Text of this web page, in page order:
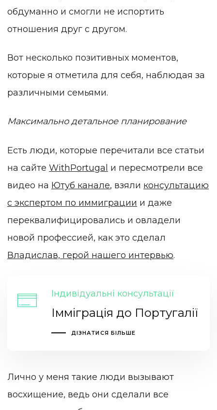
обдуманно и смогли не испортить
отношения друг с другом.
Вот несколько позитивных моментов,
которые я отметила для себя, наблюдая за
различными семьями.
Максимально детальное планирование
Есть люди, которые перечитали все статьи
на сайте WithPortugal и пересмотрели все
видео на Ютуб канале, взяли консультацию
с экспертом по иммиграции и даже
переквалифицировались и овладели
новой профессией, как это сделал
Владислав, герой нашего интервью.
Індивідуальні консультації
Імміграція до Португалії
ДІЗНАТИСЯ БІЛЬШЕ
Лично у меня такие люди вызывают
восхищение, ведь они сделали все